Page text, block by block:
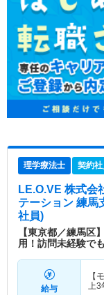
理学療法士 契約
LE.O.VE 株式会
テーション 練馬
社員)
【東京都／練馬区
用！訪問未経験で
給与
【
上3